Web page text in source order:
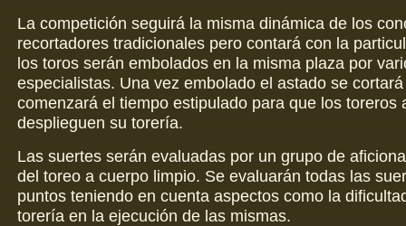
La competición seguirá la misma dinámica de los
recortadores tradicionales pero contará con la
los toros serán embolados en la misma plaza por
especialistas. Una vez embolado el astado se
comenzará el tiempo estipulado para que los toreros
desplieguen su torería.
Las suertes serán evaluadas por un grupo de
del toreo a cuerpo limpio. Se evaluarán todas las
puntos teniendo en cuenta aspectos como la
torería en la ejecución de las mismas.